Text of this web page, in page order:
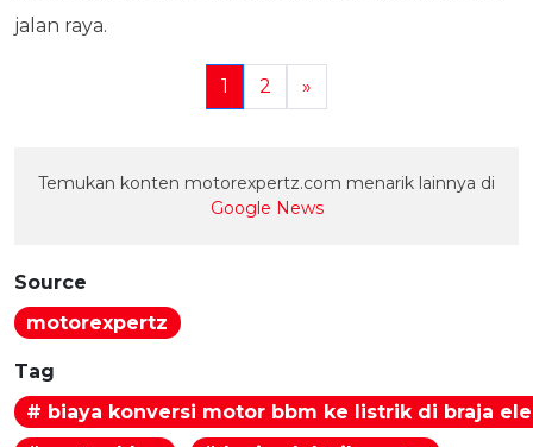
jalan raya.
1 2 »
Temukan konten motorexpertz.com menarik lainnya di
Google News
Source
motorexpertz
Tag
# biaya konversi motor bbm ke listrik di braja